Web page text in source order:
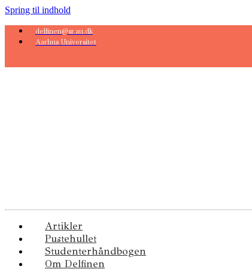
Spring til indhold
delfinen@sr.au.dk
Aarhus Universitet
Artikler
Pustehullet
Studenterhåndbogen
Om Delfinen